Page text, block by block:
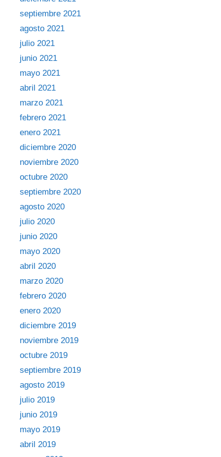
septiembre 2021
agosto 2021
julio 2021
junio 2021
mayo 2021
abril 2021
marzo 2021
febrero 2021
enero 2021
diciembre 2020
noviembre 2020
octubre 2020
septiembre 2020
agosto 2020
julio 2020
junio 2020
mayo 2020
abril 2020
marzo 2020
febrero 2020
enero 2020
diciembre 2019
noviembre 2019
octubre 2019
septiembre 2019
agosto 2019
julio 2019
junio 2019
mayo 2019
abril 2019